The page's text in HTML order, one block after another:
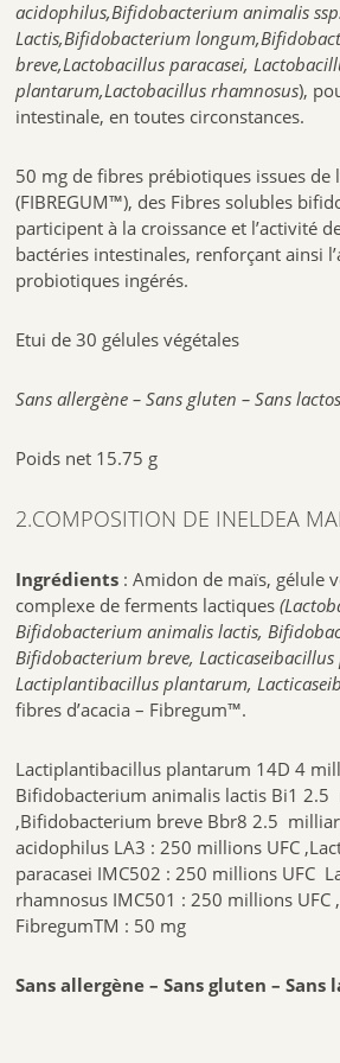
avec un verre d’eau.
4.CONSERVATION :
Recommandations:À conserver hors de la
conserve à température ambiante, à l’abri de
l’humidité. À consommer dans le cadre d’une
dépasser le dosage conseillé. À consommer
voir sur l’emballage.
Etui de 30 gélules végétales
Sans gluten – Sans OGM
La société Ineldea Sante Naturelle – SANTE
RCI de Monaco 16S06870
acidophilus,Bifidobacterium animalis ssp.
Lactis,Bifidobacterium
breve,Lactobacillus paracasei,
plantarum,Lactobacillus rhamnosus),
intestinale, en toutes circonstances.
50 mg de fibres prébiotiques issues de
(FIBREGUM™), des Fibres solubles
participent à la croissance et l’activité
bactéries intestinales, renforçant ainsi
probiotiques ingérés.
Etui de 30 gélules végétales
Sans allergène –Sans gluten –Sans
Poids net 15.75 g
2.COMPOSITION DE INELDEA
Ingrédients : Amidon de maïs, gélule
complexe de ferments lactiques
Bifidobacterium animalis lactis,
Bifidobacterium breve, Lacticaseibacillus
Lactiplantibacillus plantarum,
fibres d’acacia – Fibregum™.
Lactiplantibacillus plantarum 14D 4
Bifidobacterium animalis lactis Bi1 2.5
,Bifidobacterium breve Bbr8 2.5
acidophilus LA3 : 250 millions UFC
paracasei IMC502 : 250 millions UFC
rhamnosus IMC501 : 250 millions UFC
FibregumTM : 50 mg
Sans allergène – Sans gluten – Sans